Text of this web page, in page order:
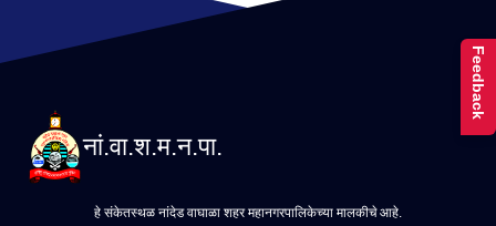
नां.वा.श.म.न.पा.
हे संकेतस्थळ नांदेड वाघाळा शहर महानगरपालिकेच्या मालकीचे आहे.
Feedback